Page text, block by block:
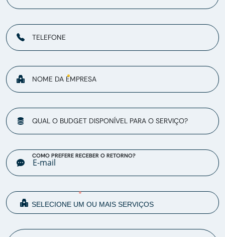
TELEFONE
NOME DA EMPRESA
QUAL O BUDGET DISPONÍVEL PARA O SERVIÇO?
COMO PREFERE RECEBER O RETORNO?